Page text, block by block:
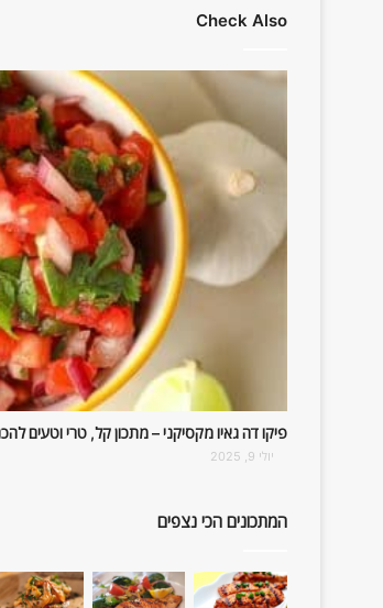
Check Also
פיקו דה גאיו מקסיקני – מתכון קל, טרי וטעים
יולי 9, 2025
המתכונים הכי נצפים